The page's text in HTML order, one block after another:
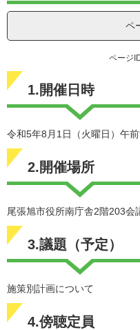
ペ
ページ
1.開催日時
令和5年8月1日（火曜日）午
2.開催場所
尾張旭市役所南庁舎2階203会
3.議題（予定）
施策別計画について
4.傍聴定員